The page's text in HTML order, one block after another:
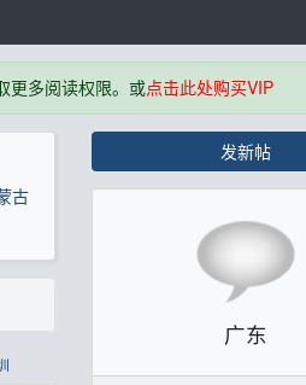
更多阅读权限。或点击此处购买VIP
古
发新帖
广东